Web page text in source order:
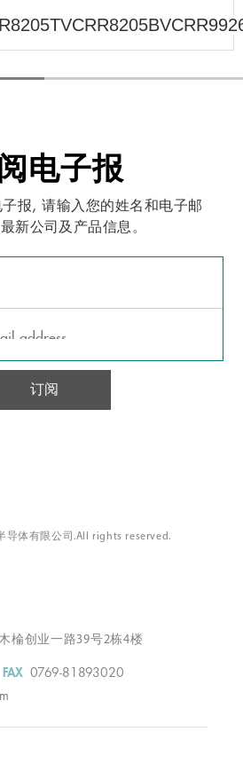
电子报
报, 请输入您的姓名和电子邮
新公司及产品信息。
订阅
导体有限公司.All rights reserved.
棆创业一路39号2栋4楼
FAX 0769-81893020